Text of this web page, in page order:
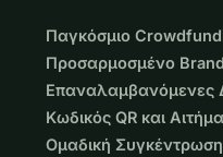
Παγκόσμιο
Προσαρμοσμένο
Επαναλαμβανόμενες
Κωδικός QR και
Ομαδική